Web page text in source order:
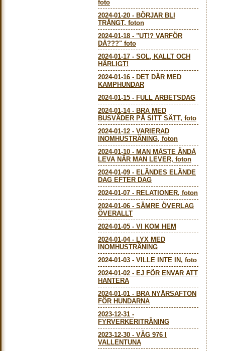
foto
2024-01-20 - BÖRJAR BLI
TRÅNGT, foton
2024-01-18 - "UT!? VARFÖR
DÅ???" foto
2024-01-17 - SOL, KALLT OCH
HÄRLIGT!
2024-01-16 - DET DÄR MED
KAMPHUNDAR
2024-01-15 - FULL ARBETSDAG
2024-01-14- BRA MED
BUSVÄDER PÅ SITT SÄTT, foto
2024-01-12 - VARIERAD
INOMHUSTRÄNING, foton
2024-01-10 - MAN MÅSTE ÄNDÅ
LEVA NÄR MAN LEVER, foton
2024-01-09 - ELÄNDES ELÄNDE
DAG EFTER DAG
2024-01-07 - RELATIONER, foton
2024-01-06 - SÄMRE ÖVERLAG
ÖVERALLT
2024-01-05 - VI KOM HEM
2024-01-04- LYX MED
INOMHUSTRÄNING
2024-01-03 - VILLE INTE IN, foto
2024-01-02 - EJ FÖR ENVAR ATT
HANTERA
2024-01-01 - BRA NYÅRSAFTON
FÖR HUNDARNA
2023-12-31 -
FYRVERKERITRÄNING
2023-12-30 - VÄG 976 I
VALLENTUNA